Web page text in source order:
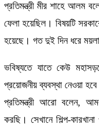
প্রতিমন্ত্রী মীর শাহে আলম
ফেলা হয়েছিল। বিষয়টি
হয়েছে। গত দুই দিন ধরে
ভবিষ্যতে যাতে কেউ
প্রয়োজনীয় ব্যবস্থা নেওয়া
প্রতিমন্ত্রী আরো বলেন,
করছি। সেখানে শিল্প-